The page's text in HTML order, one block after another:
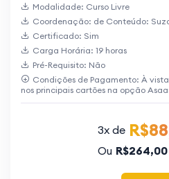
Modalidade: Curso Livre
Coordenação: de Conteúdo:
Certificado: Sim
Carga Horária: 19 horas
Pré-Requisito: Não
Condições de Pagamento: À
nos principais cartões na opção
3x de
Ou R$264,00